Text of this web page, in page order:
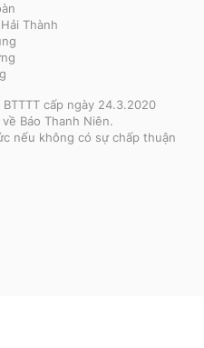
Thành
cấp ngày 24.3.2020
Báo Thanh Niên.
nếu không có sự chấp thuận